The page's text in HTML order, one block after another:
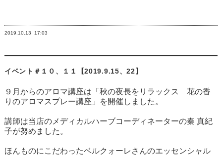
2019.10.13 17:03
イベント＃１０、１１【2019.9.15、22】
９月からのアロマ講座は「秋の夜長をリラックス 花の香
りのアロマスプレー講座」を開催しました。
講師は当店のメディカルハーブコーディネーターの秦 真紀
子が努めました。
ほんものにこだわったベルクォーレさんのエッセンシャル